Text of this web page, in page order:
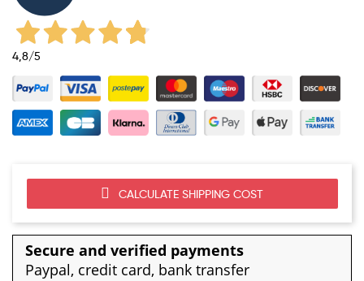
4,8/5
CALCULATE SHIPPING COST
Secure and verified payments
Paypal, credit card, bank transfer